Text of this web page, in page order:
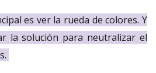
es ver la rueda de colores. Y
la solución para neutralizar el